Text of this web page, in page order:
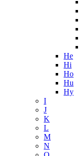
He
Hi
Ho
Hu
Hy
I
J
K
L
M
N